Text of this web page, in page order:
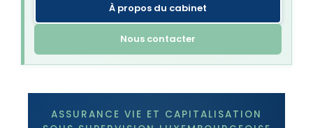
À propos du cabinet
Nous contacter
ASSURANCE VIE ET CAPITALISATION